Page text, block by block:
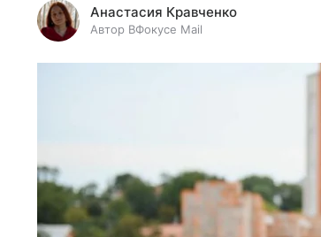
Анастасия Кравченко
Автор ВФокусе Mail